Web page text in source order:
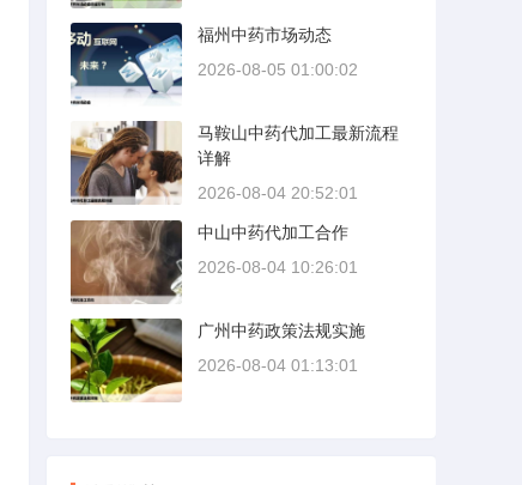
福州中药市场动态
2026-08-05 01:00:02
马鞍山中药代加工最新流程
详解
2026-08-04 20:52:01
中山中药代加工合作
2026-08-04 10:26:01
广州中药政策法规实施
2026-08-04 01:13:01